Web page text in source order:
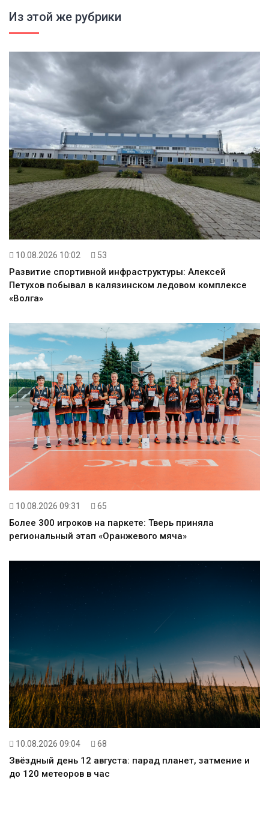
Из этой же рубрики
10.08.2026 10:02 53
Развитие спортивной инфраструктуры: Алексей
Петухов побывал в калязинском ледовом комплексе
«Волга»
10.08.2026 09:31 65
Более 300 игроков на паркете: Тверь приняла
региональный этап «Оранжевого мяча»
10.08.2026 09:04 68
Звёздный день 12 августа: парад планет, затмение и
до 120 метеоров в час